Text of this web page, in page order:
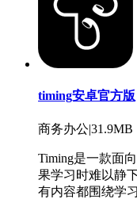
timing安卓官方版
商务办公|31.9MB
Timing是一款面
果学习时难以静
有内容都围绕学